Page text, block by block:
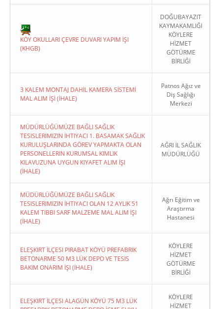
KÖY OKULLARI ÇEVRE DUVARI YAPIM İŞI
(KHGB)
DOĞUBAYAZIT
KAYMAKAMLIĞI
KÖYLERE
HİZMET
GÖTÜRME
BİRLİĞİ
3 KALEM MONTAJ DAHİL KAMERA SİSTEMİ
MAL ALIM İŞİ (İHALE)
Patnos Ağız ve
Diş Sağlığı
Merkezi
MÜDÜRLÜĞÜMÜZE BAĞLI SAĞLIK
TESISLERIMIZIN İHTIYACI 1. BASAMAK SAĞLIK
KURULUŞLARINDA GÖREV YAPMAKTA OLAN
PERSONELLERIN KURUMSAL KIMLIK
KILAVUZUNA UYGUN KIYAFET ALIM İŞI
(İHALE)
AĞRI İL SAĞLIK
MÜDÜRLÜĞÜ
MÜDÜRLÜĞÜMÜZE BAĞLI SAĞLIK
TESISLERIMIZIN İHTIYACI OLAN 12 AYLIK 51
KALEM TIBBI SARF MALZEME MAL ALIM İŞI
(İHALE)
Ağrı Eğitim ve
Araştırma
Hastanesi
ELEŞKIRT İLÇESI PIRABAT KÖYÜ PREFABRIK
BETONARME 50 M3 LÜK DEPO VE TESIS
BAKIM ONARIM İŞI (İHALE)
KÖYLERE
HİZMET
GÖTÜRME
BİRLİĞİ
ELEŞKIRT İLÇESI ALAGÜN KÖYÜ 75 M3 LÜK
KÖYLERE
HİZMET